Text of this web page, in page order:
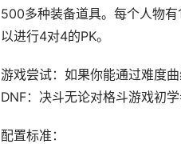
500多种装备道具。每个人物
以进行4对4的PK。
游戏尝试：如果你能通过难度
DNF：决斗无论对格斗游戏初
配置标准：